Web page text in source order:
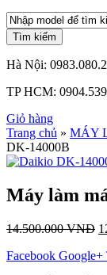
Tìm kiếm
Hà Nội:
TP HCM:
Giỏ hàng
Trang chủ » MÁY
DK-14000B
Máy làm
14.500.000VNĐ
Facebook Google+